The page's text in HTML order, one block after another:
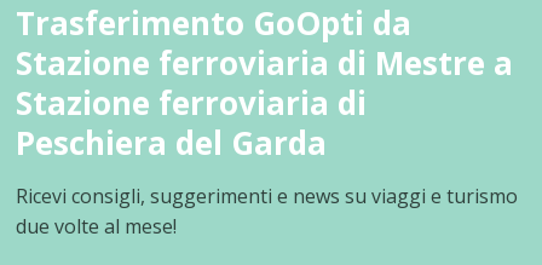
Trasferimento GoOpti da
Stazione ferroviaria di Mestre a
Stazione ferroviaria di
Peschiera del Garda
Ricevi consigli, suggerimenti e news su viaggi e turismo
due volte al mese!